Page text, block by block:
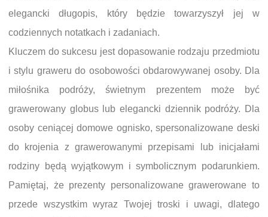
elegancki długopis, który będzie towarzyszył jej w
codziennych notatkach i zadaniach.
Kluczem do sukcesu jest dopasowanie rodzaju przedmiotu
i stylu graweru do osobowości obdarowywanej osoby. Dla
miłośnika podróży, świetnym prezentem może być
grawerowany globus lub elegancki dziennik podróży. Dla
osoby ceniącej domowe ognisko, spersonalizowane deski
do krojenia z grawerowanymi przepisami lub inicjałami
rodziny będą wyjątkowym i symbolicznym podarunkiem.
Pamiętaj, że prezenty personalizowane grawerowane to
przede wszystkim wyraz Twojej troski i uwagi, dlatego